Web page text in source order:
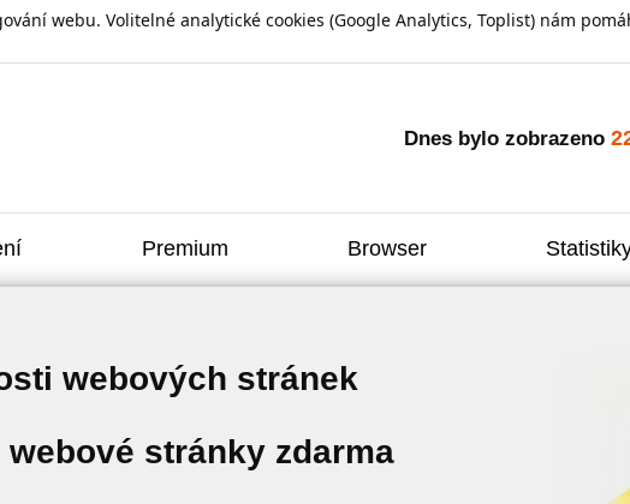
webu. Volitelné analytické cookies (Google Analytics, Toplist) nám
Dnes bylo zobrazeno
Premium Browser
webových stránek
webové stránky zdarma